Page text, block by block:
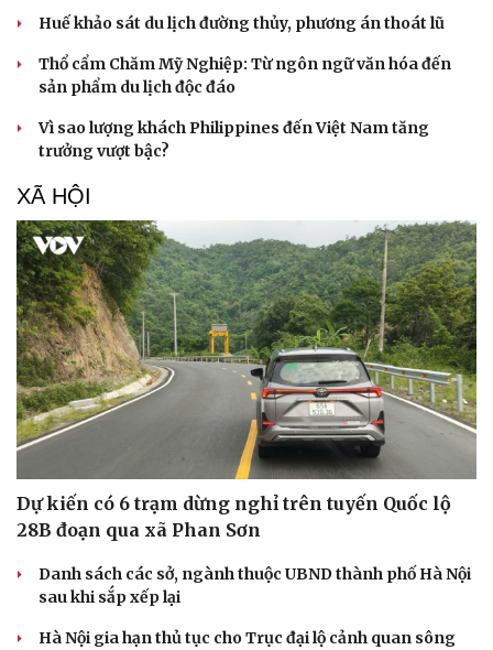
Doanh nghiệp
Thông tin doanh nghiệp
Doanh nghiệp 24h
Doanh nhân
Vì cộng đồng
Công nghệ
Sành điệu
Tin Công nghệ
Trải nghiệm
Chuyển đổi số
Huế khảo sát du lịch đường thủy, phương án thoát lũ
Thổ cẩm Chăm Mỹ Nghiệp: Từ ngôn ngữ văn hóa đến
sản phẩm du lịch độc đáo
Vì sao lượng khách Philippines đến Việt Nam tăng
trưởng vượt bậc?
XÃ HỘI
Dự kiến có 6 trạm dừng nghỉ trên tuyến Quốc lộ
28B đoạn qua xã Phan Sơn
Danh sách các sở, ngành thuộc UBND thành phố Hà Nội
sau khi sắp xếp lại
Hà Nội gia hạn thủ tục cho Trục đại lộ cảnh quan sông